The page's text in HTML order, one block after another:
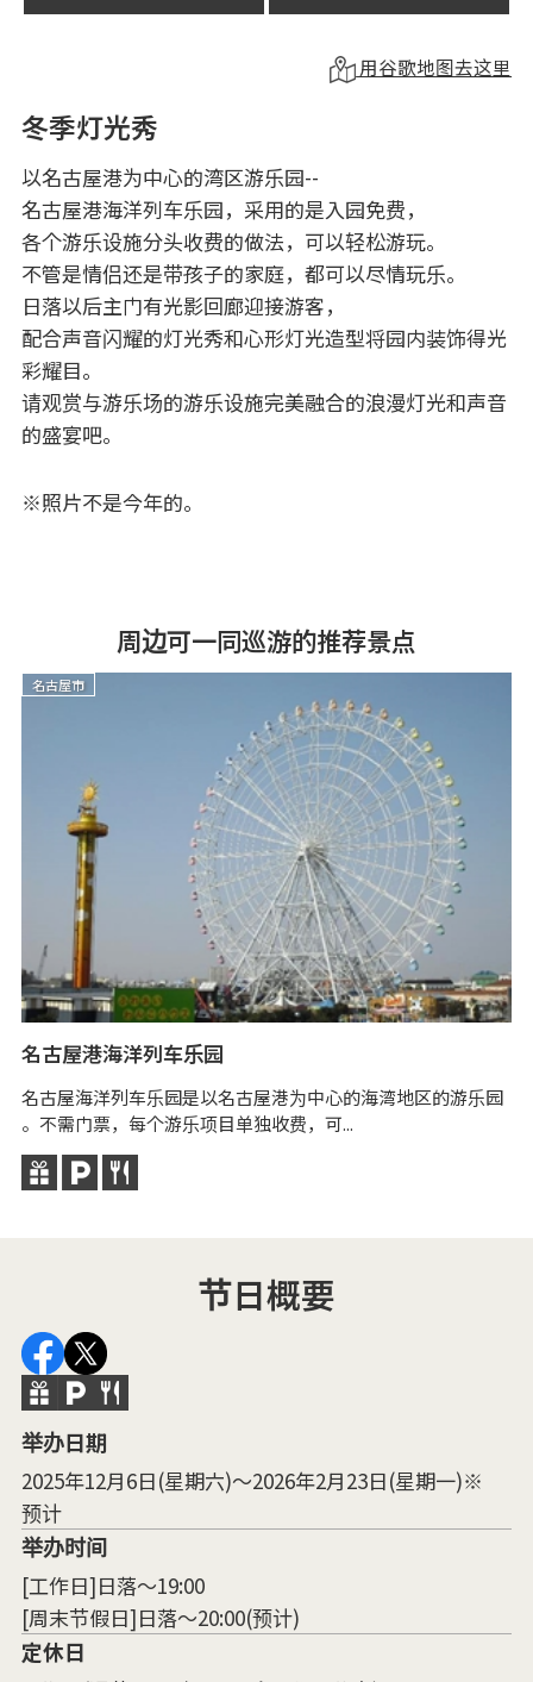
用谷歌地图去这里
冬季灯光秀
以名古屋港为中心的湾区游乐园--
名古屋港海洋列车乐园，采用的是入园免费，
各个游乐设施分头收费的做法，可以轻松游玩。
不管是情侣还是带孩子的家庭，都可以尽情玩乐。
日落以后主门有光影回廊迎接游客，
配合声音闪耀的灯光秀和心形灯光造型将园内装饰得光
彩耀目。
请观赏与游乐场的游乐设施完美融合的浪漫灯光和声音
的盛宴吧。
※照片不是今年的。
周边可一同巡游的推荐景点
名古屋市
名古屋港海洋列车乐园
名古屋海洋列车乐园是以名古屋港为中心的海湾地区的游乐园
。不需门票，每个游乐项目单独收费，可...
节日概要
举办日期
2025年12月6日(星期六)～2026年2月23日(星期一)※
预计
举办时间
[工作日]日落～19:00
[周末节假日]日落～20:00(预计)
定休日